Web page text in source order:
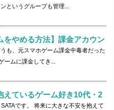
というグループも管理...
をやめる方法】課金アカウン
うも、元スマホゲーム課金中毒者だった
ームに課金してき...
えているゲーム好き10代・2
SATAです。 将来に大きな不安を抱えて